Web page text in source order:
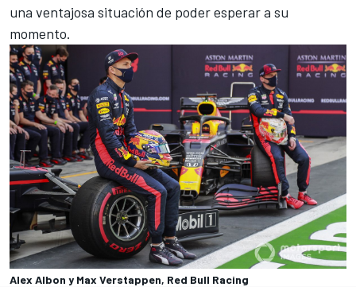
una ventajosa situación de poder esperar a su
momento.
Alex Albon y Max Verstappen, Red Bull Racing